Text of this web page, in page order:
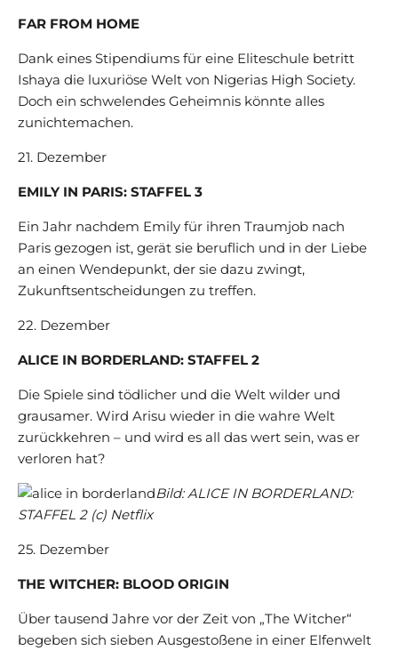
FAR FROM HOME
Dank eines Stipendiums für eine Eliteschule betritt
Ishaya die luxuriöse Welt von Nigerias High Society.
Doch ein schwelendes Geheimnis könnte alles
zunichtemachen.
21. Dezember
EMILY IN PARIS: STAFFEL 3
Ein Jahr nachdem Emily für ihren Traumjob nach
Paris gezogen ist, gerät sie beruflich und in der Liebe
an einen Wendepunkt, der sie dazu zwingt,
Zukunftsentscheidungen zu treffen.
22. Dezember
ALICE IN BORDERLAND: STAFFEL 2
Die Spiele sind tödlicher und die Welt wilder und
grausamer. Wird Arisu wieder in die wahre Welt
zurückkehren – und wird es all das wert sein, was er
verloren hat?
Bild: ALICE IN BORDERLAND:
STAFFEL 2 (c) Netflix
25. Dezember
THE WITCHER: BLOOD ORIGIN
Über tausend Jahre vor der Zeit von „The Witcher“
begeben sich sieben Ausgestoßene in einer Elfenwelt